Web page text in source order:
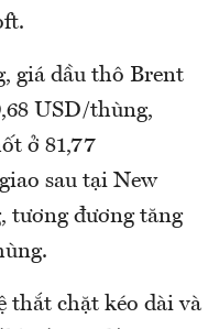
giá dầu thô Brent
USD/thùng,
ở 81,77
sau tại New
tương đương tăng
thắt chặt kéo dài và